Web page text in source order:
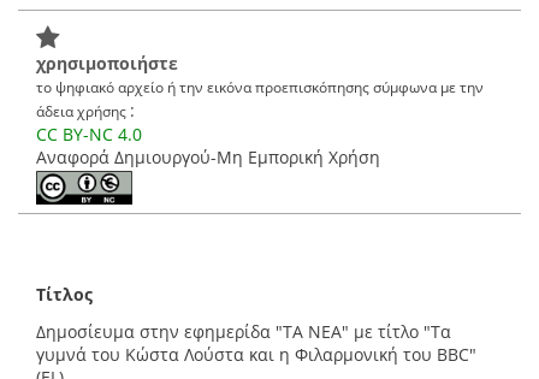
χρησιμοποιήστε
το ψηφιακό αρχείο ή την εικόνα προεπισκόπησης σύμφωνα με την
άδεια χρήσης :
CC BY-NC 4.0
Αναφορά Δημιουργού-Μη Εμπορική Χρήση
Τίτλος
Δημοσίευμα στην εφημερίδα "ΤΑ ΝΕΑ" με τίτλο "Τα
γυμνά του Κώστα Λούστα και η Φιλαρμονική του BBC"